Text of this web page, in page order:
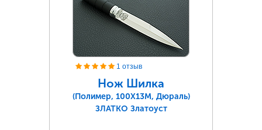
1 отзыв
Нож Шилка
(Полимер, 100Х13М, Дюраль)
ЗЛАТКО Златоуст